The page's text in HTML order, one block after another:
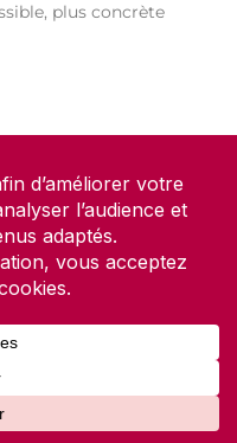
plus concrète
2025